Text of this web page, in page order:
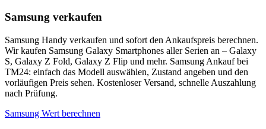
Samsung verkaufen
Samsung Handy verkaufen und sofort den Ankaufspreis berechnen.
Wir kaufen Samsung Galaxy Smartphones aller Serien an – Galaxy
S, Galaxy Z Fold, Galaxy Z Flip und mehr. Samsung Ankauf bei
TM24: einfach das Modell auswählen, Zustand angeben und den
vorläufigen Preis sehen. Kostenloser Versand, schnelle Auszahlung
nach Prüfung.
Samsung Wert berechnen